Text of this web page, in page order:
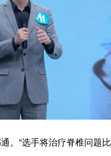
。”选手将治疗脊椎问题